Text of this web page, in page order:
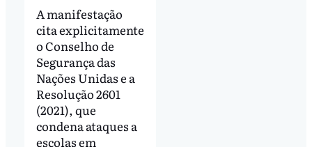
A manifestação
cita explicitamente
o Conselho de
Segurança das
Nações Unidas e a
Resolução 2601
(2021), que
condena ataques a
escolas em